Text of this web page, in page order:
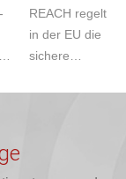
REACH regelt
in der EU die
sichere
Chemikalien